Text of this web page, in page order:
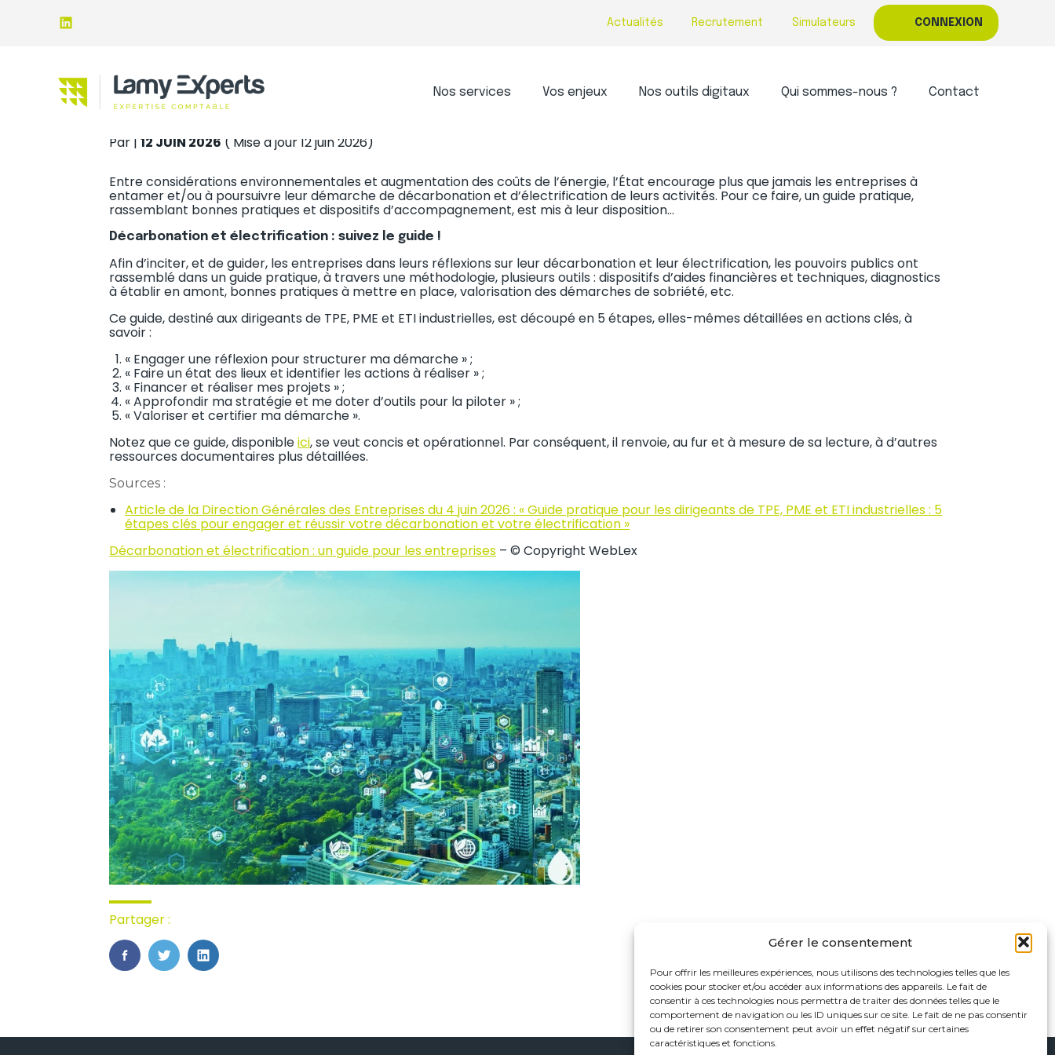
Gérer le consentement
Pour offrir les meilleures expériences, nous utilisons des technologies telles que les
cookies pour stocker et/ou accéder aux informations des appareils. Le fait de
consentir à ces technologies nous permettra de traiter des données telles que le
comportement de navigation ou les ID uniques sur ce site. Le fait de ne pas consentir
ou de retirer son consentement peut avoir un effet négatif sur certaines
caractéristiques et fonctions.
Actualités Recrutement Simulateurs CONNEXION
Aller
Principal
Nos services Vos enjeux Nos outils digitaux Qui sommes-nous ? Contact
DÉCARBONATION ET ÉLECTRIFICATION : UN GUIDE POUR LES ENTREPRISES
Par |12 JUIN 2026 ( Mise à jour 12 juin 2026)
Entre considérations environnementales et augmentation des coûts de l’énergie, l’État encourage plus que jamais les entreprises à
entamer et/ou à poursuivre leur démarche de décarbonation et d’électrification de leurs activités. Pour ce faire, un guide pratique,
rassemblant bonnes pratiques et dispositifs d’accompagnement, est mis à leur disposition…
Décarbonation et électrification : suivez le guide !
Afin d’inciter, et de guider, les entreprises dans leurs réflexions sur leur décarbonation et leur électrification, les pouvoirs publics ont
rassemblé dans un guide pratique, à travers une méthodologie, plusieurs outils : dispositifs d’aides financières et techniques, diagnostics
à établir en amont, bonnes pratiques à mettre en place, valorisation des démarches de sobriété, etc.
Ce guide, destiné aux dirigeants de TPE, PME et ETI industrielles, est découpé en 5 étapes, elles-mêmes détaillées en actions clés, à
savoir :
« Engager une réflexion pour structurer ma démarche » ;
« Faire un état des lieux et identifier les actions à réaliser » ;
« Financer et réaliser mes projets » ;
« Approfondir ma stratégie et me doter d’outils pour la piloter » ;
« Valoriser et certifier ma démarche ».
Notez que ce guide, disponibleici, se veut concis et opérationnel. Par conséquent, il renvoie, au fur et à mesure de sa lecture, à d’autres
ressources documentaires plus détaillées.
Sources :
Article de la Direction Générales des Entreprises du 4 juin 2026 : « Guide pratique pour les dirigeants de TPE, PME et ETI industrielles : 5
étapes clés pour engager et réussir votre décarbonation et votre électrification »
Décarbonation et électrification : un guide pour les entreprises – © Copyright WebLex
Partager :
FaceBook
TwitterLinkedIn